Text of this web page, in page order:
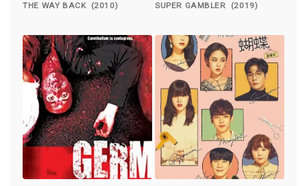
THE WAY BACK (2010) SUPER GAMBLER (2019)